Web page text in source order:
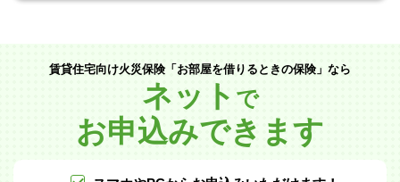
賃貸住宅向け火災保険「お部屋を借りるときの保険」なら
ネット で
お申込みできます